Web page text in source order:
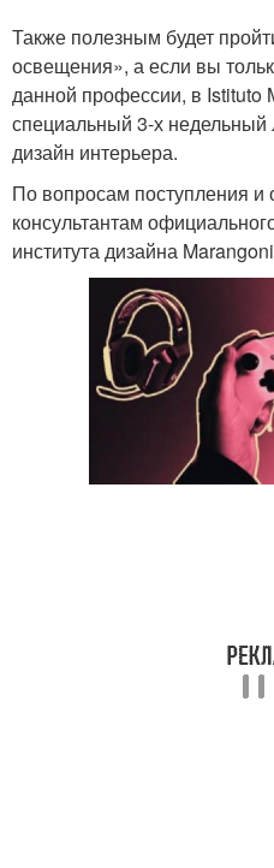
Также полезным будет
освещения», а если вы
данной профессии, в Istituto
специальный 3-х недельный
дизайн интерьера.
По вопросам поступления и
консультантам
института дизайна